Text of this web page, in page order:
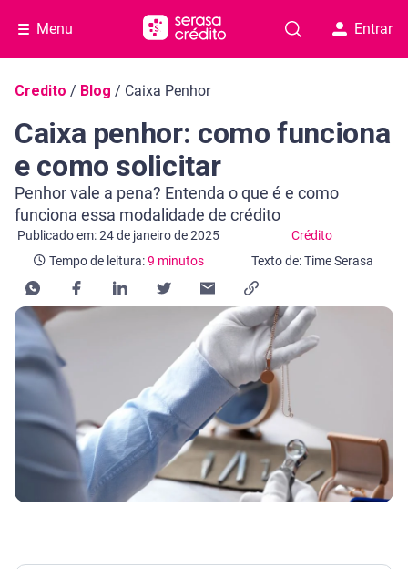
Menu Entrar
Navegação do blog
Credito / Blog / Caixa Penhor
Caixa penhor: como funciona
e como solicitar
Penhor vale a pena? Entenda o que é e como
funciona essa modalidade de crédito
Publicado em: 24 de janeiro de 2025 Crédito
Categoria Crédito
Tempo de leitura:9 minutos
Tempo de leitura: 9 minutos
Texto de: Time Serasa